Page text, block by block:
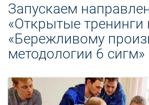
Запускаем
«Открытые тренинги
«Бережливому
методологии 6